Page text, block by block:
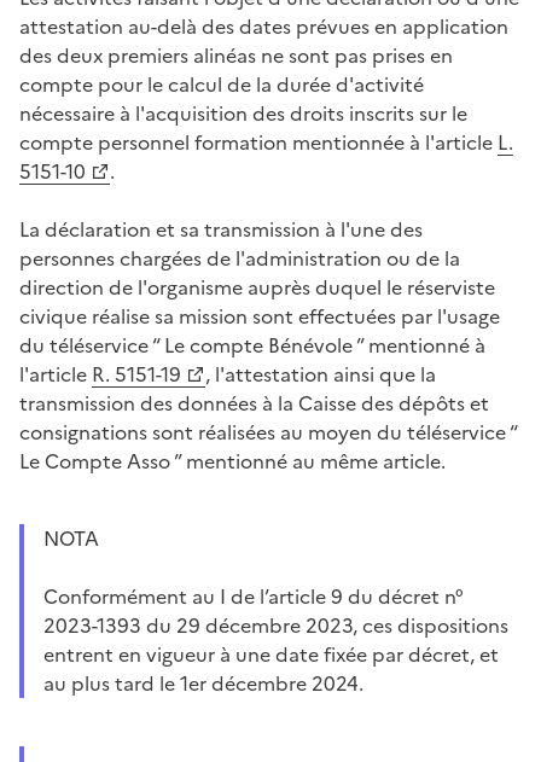
attestation au-delà des dates prévues en application
des deux premiers alinéas ne sont pas prises en
compte pour le calcul de la durée d'activité
nécessaire à l'acquisition des droits inscrits sur le
compte personnel formation mentionnée à l'article L.
5151-10
.
La déclaration et sa transmission à l'une des
personnes chargées de l'administration ou de la
direction de l'organisme auprès duquel le réserviste
civique réalise sa mission sont effectuées par l'usage
du téléservice “ Le compte Bénévole ” mentionné à
l'article R. 5151-19
, l'attestation ainsi que la
transmission des données à la Caisse des dépôts et
consignations sont réalisées au moyen du téléservice “
Le Compte Asso ” mentionné au même article.
NOTA
Conformément au I de l’article 9 du décret n°
2023-1393 du 29 décembre 2023, ces dispositions
entrent en vigueur à une date fixée par décret, et
au plus tard le 1er décembre 2024.